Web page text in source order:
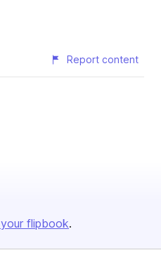
Report content
flipbook.